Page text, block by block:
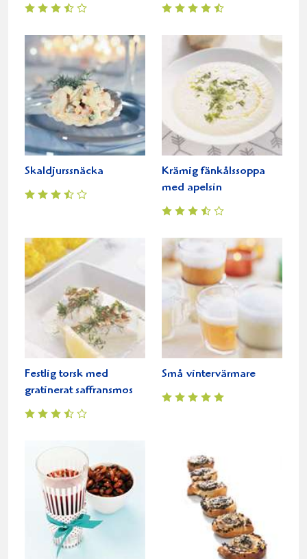
Skaldjurssnäcka
Krämig fänkålssoppa
med apelsin
Festlig torsk med
gratinerat saffransmos
Små vintervärmare